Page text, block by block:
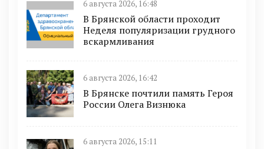
6 августа 2026, 16:48
В Брянской области проходит
Неделя популяризации грудного
вскармливания
6 августа 2026, 16:42
В Брянске почтили память Героя
России Олега Визнюка
6 августа 2026, 15:11